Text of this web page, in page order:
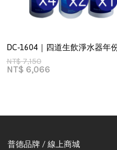
DC-1604｜四道生飲淨水器年
NT$7,150
NT$ 6,066
普德品牌 / 線上商城